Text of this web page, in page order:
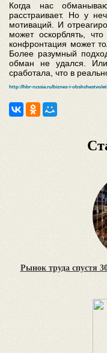
Когда нас
расстраивает. Но у
мотиваций. И
может оскорблять,
конфронтация может
Более разумный
обман не удался.
сработала, что в
http://hbr-russia.ru/biznes-i-obshchestvo/
Рынок труда спустя